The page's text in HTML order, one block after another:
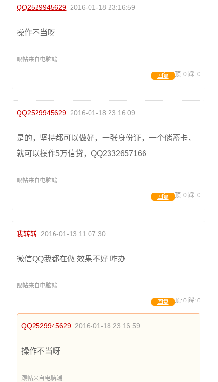
QQ2529945629 2016-01-18 23:16:59
操作不当呀
跟帖来自电脑端
顶: 0 踩: 0
回复
QQ2529945629 2016-01-18 23:16:09
是的，坚持都可以做好，一张身份证，一个储蓄卡，
就可以操作5万信贷，QQ2332657166
跟帖来自电脑端
顶: 0 踩: 0
回复
我转转 2016-01-13 11:07:30
微信QQ我都在做 效果不好 咋办
跟帖来自电脑端
顶: 0 踩: 0
回复
QQ2529945629 2016-01-18 23:16:59
操作不当呀
跟帖来自电脑端